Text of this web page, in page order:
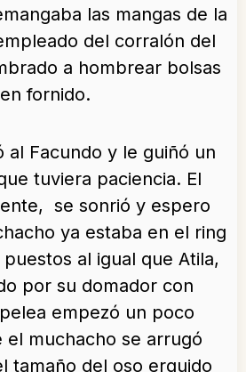
las mangas de la
del corralón del
a hombrear bolsas
fornido.
al Facundo y le guiñó un
tuviera paciencia. El
se sonrió y espero
ya estaba en el ring
al igual que Atila,
por su domador con
empezó un poco
el muchacho se arrugó
tamaño del oso erguido